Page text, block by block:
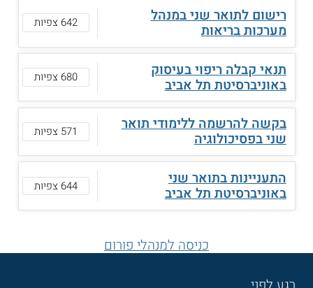
רישום לתואר שני במנהל
מערכות בריאות 642 צפיות
תנאי קבלה ריפוי בעיסוק
באוניברסיטת תל אביב 680 צפיות
בקשה להרשמה ללימודי תואר
שני בפסיכולוגיה 571 צפיות
התעניינות בתואר שני
באוניברסיטת תל אביב 644 צפיות
כניסה למנהלי פורום